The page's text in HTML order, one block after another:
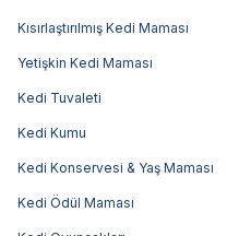
Kısırlaştırılmış Kedi Maması
Yetişkin Kedi Maması
Kedi Tuvaleti
Kedi Kumu
Kedi Konservesi & Yaş Maması
Kedi Ödül Maması